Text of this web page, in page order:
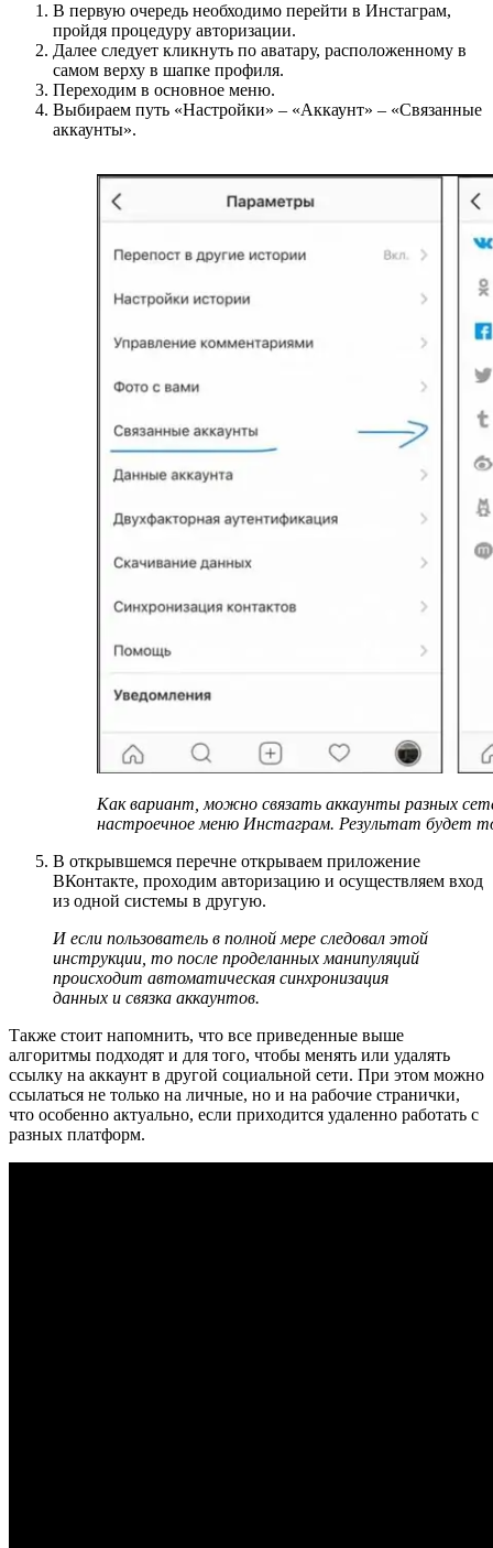
В первую очередь необходимо перейти в Инстаграм,
пройдя процедуру авторизации.
Далее следует кликнуть по аватару, расположенному в
самом верху в шапке профиля.
Переходим в основное меню.
Выбираем путь «Настройки» – «Аккаунт» – «Связанные
аккаунты».
Как вариант, можно связать аккаунты разных
настроечное меню Инстаграм. Результат будет
В открывшемся перечне открываем приложение
ВКонтакте, проходим авторизацию и осуществляем вход
из одной системы в другую.
И если пользователь в полной мере следовал этой
инструкции, то после проделанных манипуляций
происходит автоматическая синхронизация
данных и связка аккаунтов.
Также стоит напомнить, что все приведенные выше
алгоритмы подходят и для того, чтобы менять или удалять
ссылку на аккаунт в другой социальной сети. При этом можно
ссылаться не только на личные, но и на рабочие странички,
что особенно актуально, если приходится удаленно работать с
разных платформ.